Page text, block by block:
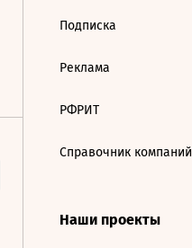
Подписка
Реклама
РФРИТ
Справочник компаний
Наши проекты